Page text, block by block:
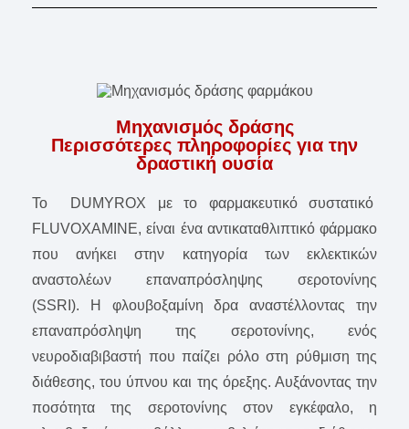
Μηχανισμός δράσης
Περισσότερες πληροφορίες για την
δραστική ουσία
To DUMYROX με το φαρμακευτικό συστατικό
FLUVOXAMINE, είναι ένα αντικαταθλιπτικό φάρμακο
που ανήκει στην κατηγορία των εκλεκτικών
αναστολέων επαναπρόσληψης σεροτονίνης
(SSRI). Η φλουβοξαμίνη δρα αναστέλλοντας την
επαναπρόσληψη της σεροτονίνης, ενός
νευροδιαβιβαστή που παίζει ρόλο στη ρύθμιση της
διάθεσης, του ύπνου και της όρεξης. Αυξάνοντας την
ποσότητα της σεροτονίνης στον εγκέφαλο, η